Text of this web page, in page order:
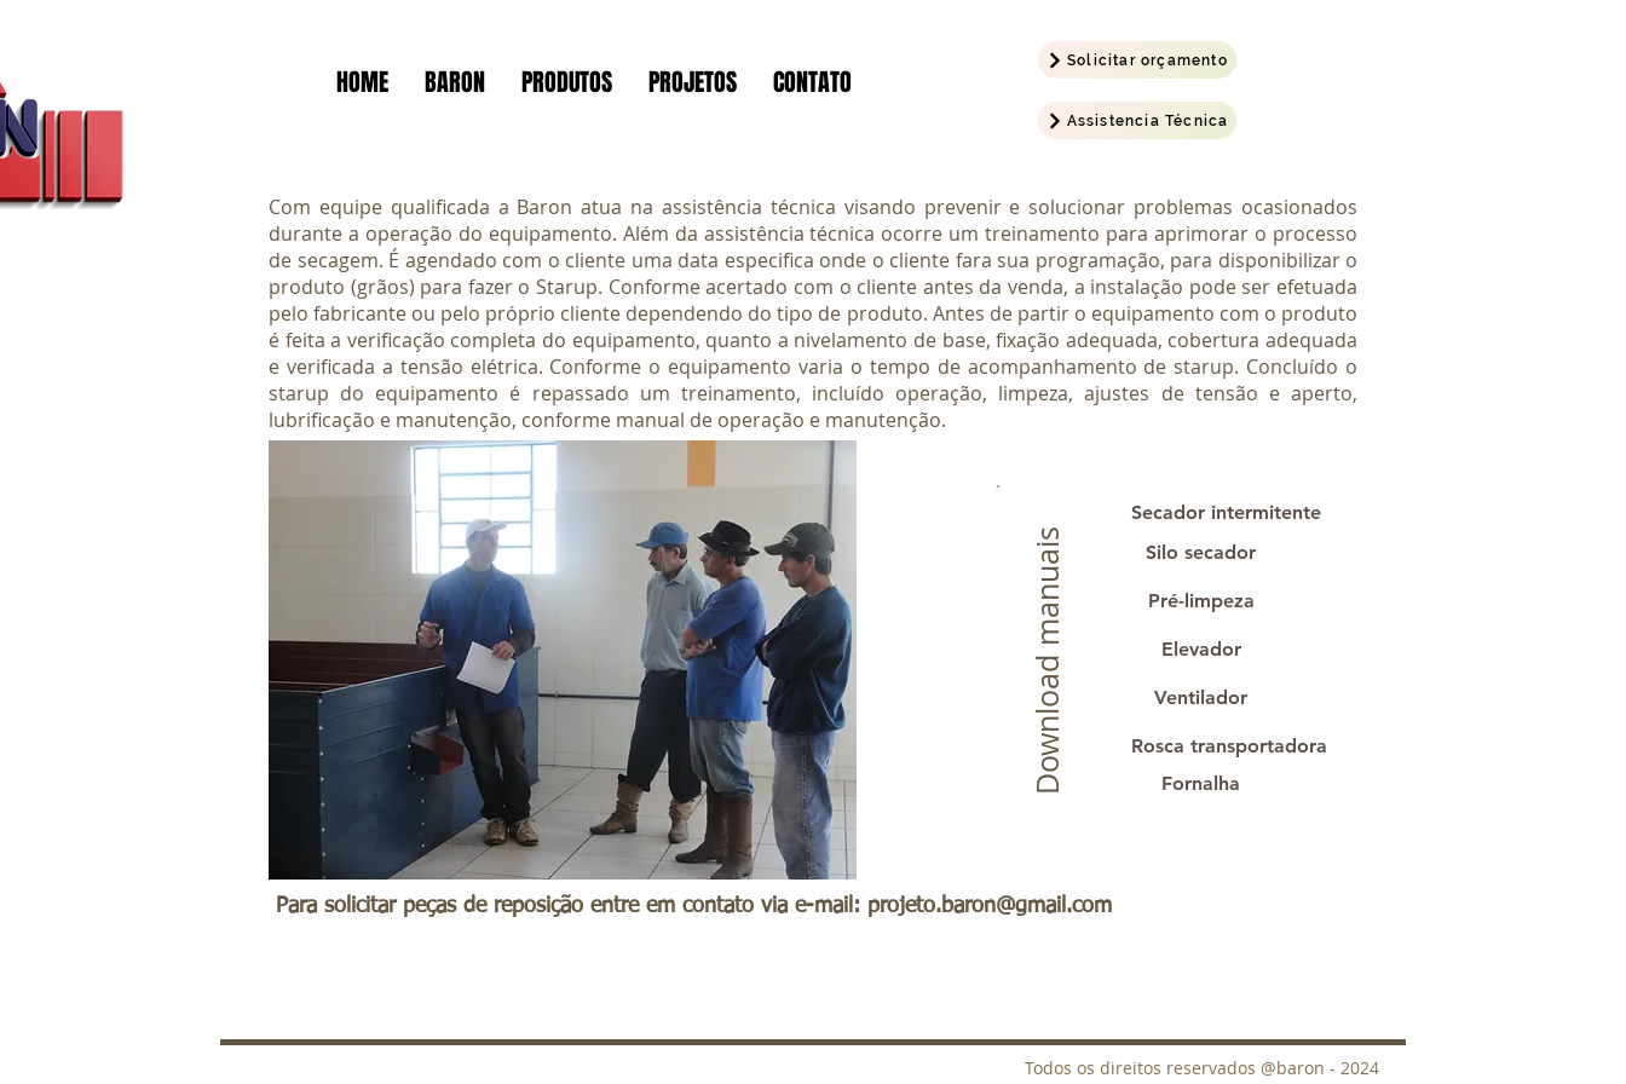
HOME BARON PRODUTOS PROJETOS CONTATO
Solicitar orçamento
Assistencia Técnica
Com equipe qualificada a Baron atua na assistência técnica visando prevenir e solucionar problemas ocasionados
durante a operação do equipamento. Além da assistência técnica ocorre um treinamento para aprimorar o processo
de secagem. É agendado com o cliente uma data especifica onde o cliente fara sua programação, para disponibilizar o
produto (grãos) para fazer o Starup. Conforme acertado com o cliente antes da venda, a instalação pode ser efetuada
pelo fabricante ou pelo próprio cliente dependendo do tipo de produto. Antes de partir o equipamento com o produto
é feita a verificação completa do equipamento, quanto a nivelamento de base, fixação adequada, cobertura adequada
e verificada a tensão elétrica. Conforme o equipamento varia o tempo de acompanhamento de starup. Concluído o
starup do equipamento é repassado um treinamento, incluído operação, limpeza, ajustes de tensão e aperto,
lubrificação e manutenção, conforme manual de operação e manutenção.
Download manuais
Secador intermitente
Silo secador
Pré-limpeza
Elevador
Ventilador
Fornalha
Rosca transportadora
Para solicitar peças de reposição entre em contato via e-mail: projeto.baron@gmail.com
Todos os direitos reservados @baron - 2024